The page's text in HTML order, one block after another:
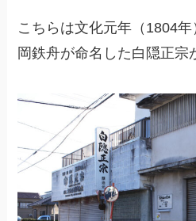
こちらは文化元年（1804
岡鉄舟が命名した白隠正宗